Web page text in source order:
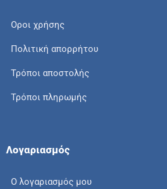
Οροι χρήσης
Πολιτική απορρήτου
Τρόποι αποστολής
Τρόποι πληρωμής
Λογαριασμός
Ο λογαριασμός μου